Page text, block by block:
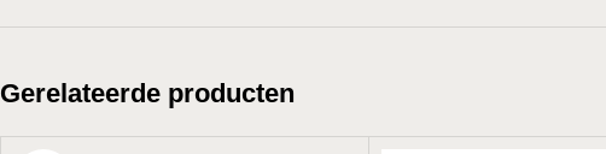
Gerelateerde producten